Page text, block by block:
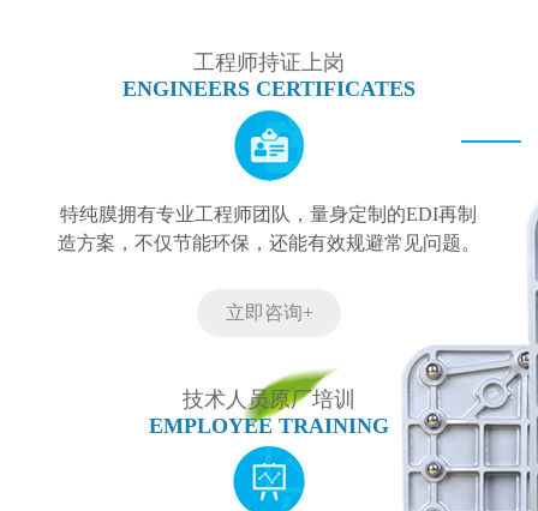
工程师持证上岗
ENGINEERS CERTIFICATES
特纯膜拥有专业工程师团队，量身定制的EDI再制
造方案，不仅节能环保，还能有效规避常见问题。
立即咨询+
技术人员原厂培训
EMPLOYEE TRAINING